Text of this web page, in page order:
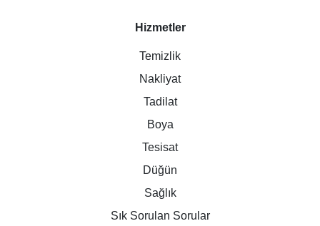
Hizmetler
Temizlik
Nakliyat
Tadilat
Boya
Tesisat
Düğün
Sağlık
Sık Sorulan Sorular